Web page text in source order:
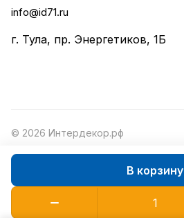
В корзину
info@id71.ru
г. Тула, пр. Энергетиков, 1Б
© 2026 Интердекор.рф